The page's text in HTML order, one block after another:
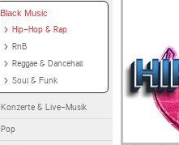
Black Music
Hip-Hop & Rap
RnB
Reggae & Dancehall
Soul & Funk
Konzerte & Live-Musik
Pop